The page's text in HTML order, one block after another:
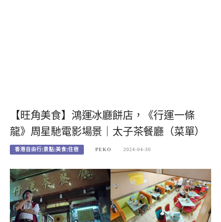
【旺角美食】鴻運冰廳餅店，《行運一條
龍》周星馳電影場景｜太子茶餐廳（菜單）
香港自由行|景點|美食|住宿 PEKO 2024-04-30